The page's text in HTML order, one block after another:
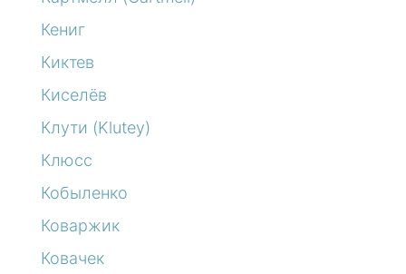
Кениг
Киктев
Киселёв
Клути (Klutey)
Клюсс
Кобыленко
Коваржик
Ковачек